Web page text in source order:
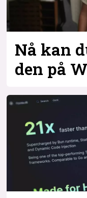
Nå kan
den på